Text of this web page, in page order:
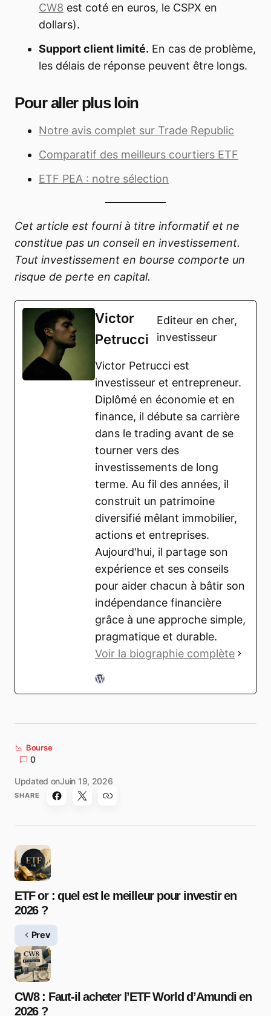
CW8 est coté en euros, le CSPX en
dollars).
Support client limité. En cas de problème,
les délais de réponse peuvent être longs.
Pour aller plus loin
Notre avis complet sur Trade Republic
Comparatif des meilleurs courtiers ETF
ETF PEA : notre sélection
Cet article est fourni à titre informatif et ne
constitue pas un conseil en investissement.
Tout investissement en bourse comporte un
risque de perte en capital.
Victor
Petrucci
Editeur en cher,
investisseur
Victor Petrucci est
investisseur et entrepreneur.
Diplômé en économie et en
finance, il débute sa carrière
dans le trading avant de se
tourner vers des
investissements de long
terme. Au fil des années, il
construit un patrimoine
diversifié mêlant immobilier,
actions et entreprises.
Aujourd'hui, il partage son
expérience et ses conseils
pour aider chacun à bâtir son
indépendance financière
grâce à une approche simple,
pragmatique et durable.
Voir la biographie complète
Bourse
0
Updated onJuin 19, 2026
SHARE
ETF or : quel est le meilleur pour investir en
2026 ?
Prev
CW8 : Faut-il acheter l’ETF World d’Amundi en
2026 ?